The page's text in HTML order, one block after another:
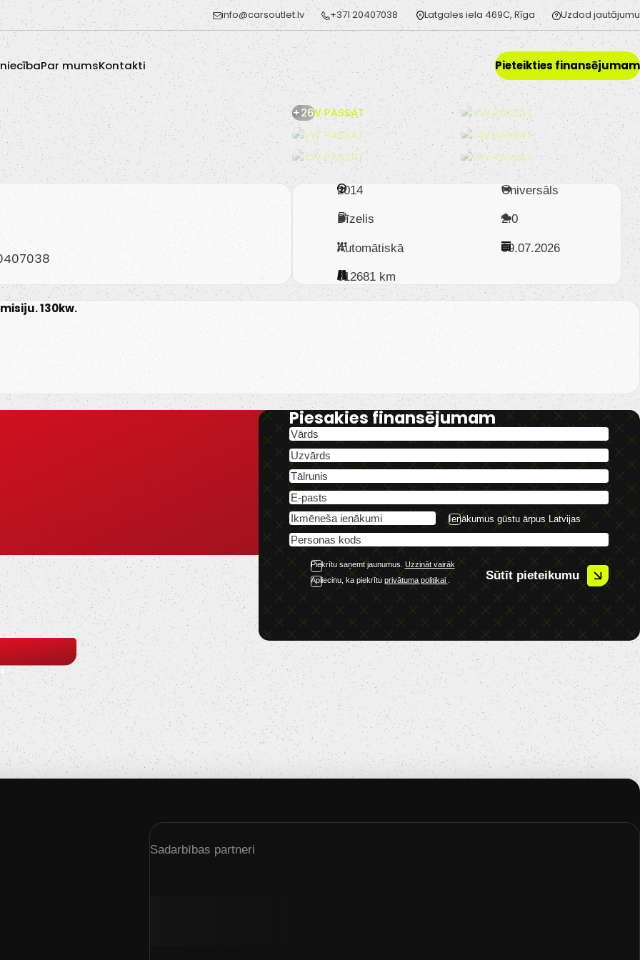
info@carsoutlet.lv +371 20407038 Latgales iela 469C, Rīga Uzdod jautājumu
Par mumsKontakti Pieteikties finansējumam
+26
2014 Universāls
Dīzelis 2.0
Automātiskā 09.07.2026
312681 km
130kw.
Piesakies finansējumam
Ienākumus gūstu ārpus Latvijas
Piekrītu saņemt jaunumus. Uzzināt vairāk
Apliecinu, ka piekrītu privātuma politikai Sūtīt pieteikumu
Sadarbības partneri